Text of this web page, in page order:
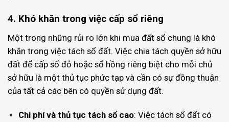
4. Khó khăn trong việc cấp sổ riêng
Một trong những rủi ro lớn khi mua đất sổ chung là khó
khăn trong việc tách sổ đất. Việc chia tách quyền sở hữu
đất để cấp sổ đỏ hoặc sổ hồng riêng biệt cho mỗi chủ
sở hữu là một thủ tục phức tạp và cần có sự đồng thuận
của tất cả các bên có quyền sử dụng đất.
Chi phí và thủ tục tách sổ cao: Việc tách sổ đất có